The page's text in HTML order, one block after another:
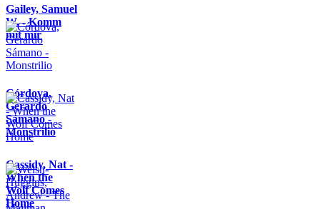
Gailey, Samuel
W. - Komm
mit mir
Córdova,
Gerardo
Sámano -
Monstrilio
Cassidy, Nat -
When the
Wolf Comes
Home